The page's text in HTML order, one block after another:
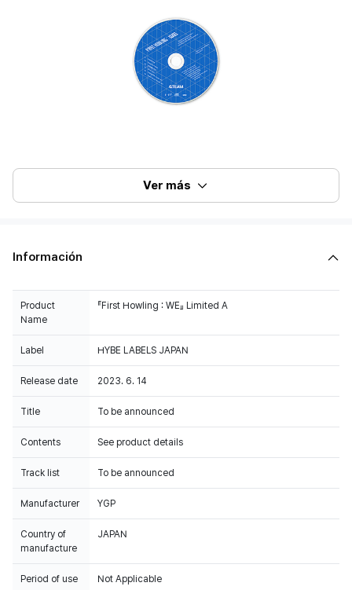
This album sales are reflected on CIRCLE retail Chart.
Ver más
Información
Product
Name
『First Howling : WE』 Limited A
Label HYBE LABELS JAPAN
Release date 2023. 6. 14
Title To be announced
Contents See product details
Track list To be announced
Manufacturer YGP
Country of
manufacture
JAPAN
Period of use Not Applicable